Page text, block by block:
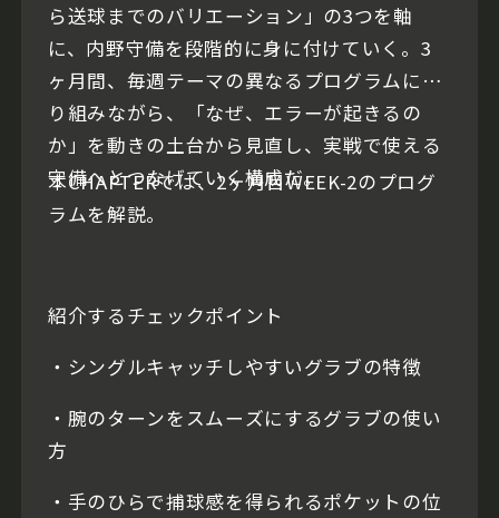
ら送球までのバリエーション」の3つを軸
に、内野守備を段階的に身に付けていく。3
ヶ月間、毎週テーマの異なるプログラムに取
り組みながら、「なぜ、エラーが起きるの
か」を動きの土台から見直し、実戦で使える
守備へとつなげていく構成だ。
本CHAPTERでは、2ヶ月目WEEK-2のプログ
ラムを解説。
紹介するチェックポイント
・シングルキャッチしやすいグラブの特徴
・腕のターンをスムーズにするグラブの使い
方
・手のひらで捕球感を得られるポケットの位